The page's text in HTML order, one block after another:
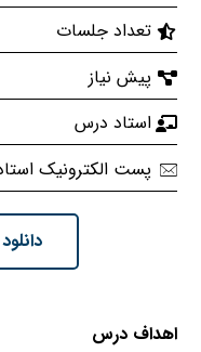
تعداد جلسات
پیش نیاز
استاد درس
پست الکترونیک
اهداف درس